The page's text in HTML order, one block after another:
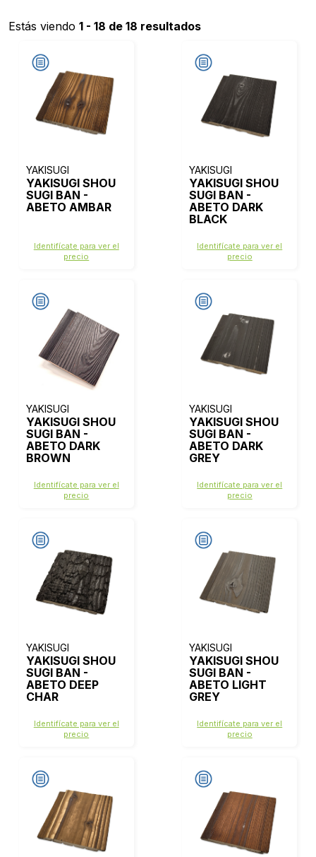
Estás viendo 1 - 18 de 18 resultados
YAKISUGI
YAKISUGI SHOU
SUGI BAN -
ABETO AMBAR
Identifícate para ver el
precio
YAKISUGI
YAKISUGI SHOU
SUGI BAN -
ABETO DARK
BLACK
Identifícate para ver el
precio
YAKISUGI
YAKISUGI SHOU
SUGI BAN -
ABETO DARK
BROWN
Identifícate para ver el
precio
YAKISUGI
YAKISUGI SHOU
SUGI BAN -
ABETO DARK
GREY
Identifícate para ver el
precio
YAKISUGI
YAKISUGI SHOU
SUGI BAN -
ABETO DEEP
CHAR
Identifícate para ver el
precio
YAKISUGI
YAKISUGI SHOU
SUGI BAN -
ABETO LIGHT
GREY
Identifícate para ver el
precio